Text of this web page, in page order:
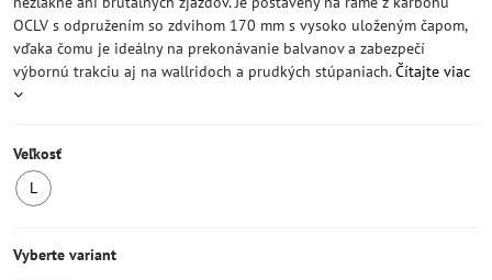
OCLV s odpružením so zdvihom 170 mm s vysoko uloženým čapom,
vďaka čomu je ideálny na prekonávanie balvanov a zabezpečí
výbornú trakciu aj na wallridoch a prudkých stúpaniach.Čítajte viac
Veľkosť
L
Vyberte variant